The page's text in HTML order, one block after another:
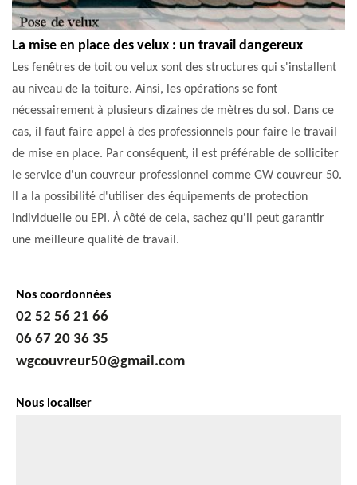
La mise en place des velux : un travail dangereux
Les fenêtres de toit ou velux sont des structures qui s'installent
au niveau de la toiture. Ainsi, les opérations se font
nécessairement à plusieurs dizaines de mètres du sol. Dans ce
cas, il faut faire appel à des professionnels pour faire le travail
de mise en place. Par conséquent, il est préférable de solliciter
le service d'un couvreur professionnel comme GW couvreur 50.
Il a la possibilité d'utiliser des équipements de protection
individuelle ou EPI. À côté de cela, sachez qu'il peut garantir
une meilleure qualité de travail.
Nos coordonnées
02 52 56 21 66
06 67 20 36 35
wgcouvreur50@gmail.com
Nous localiser